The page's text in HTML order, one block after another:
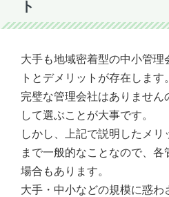
ト
大手も地域密着型の中小管理
トとデメリットが存在しま
完璧な管理会社はありませ
して選ぶことが大事です。
しかし、上記で説明したメリ
まで一般的なことなので、各
場合もあります。
大手・中小などの規模に惑わ